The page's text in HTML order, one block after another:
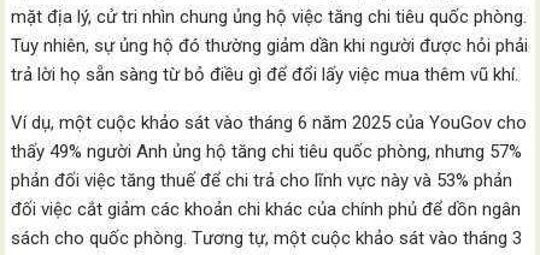
mặt địa lý, cử tri nhìn chung ủng hộ việc tăng chi tiêu quốc phòng.
Tuy nhiên, sự ủng hộ đó thường giảm dần khi người được hỏi phải
trả lời họ sẵn sàng từ bỏ điều gì để đổi lấy việc mua thêm vũ khí.
Ví dụ, một cuộc khảo sát vào tháng 6 năm 2025 của YouGov cho
thấy 49% người Anh ủng hộ tăng chi tiêu quốc phòng, nhưng 57%
phản đối việc tăng thuế để chi trả cho lĩnh vực này và 53% phản
đối việc cắt giảm các khoản chi khác của chính phủ để dồn ngân
sách cho quốc phòng. Tương tự, một cuộc khảo sát vào tháng 3